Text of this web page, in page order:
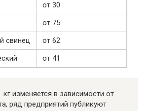
от 30
от 75
свинец
от 62
от 41
изменяется в зависимости от
ряд предприятий публикуют